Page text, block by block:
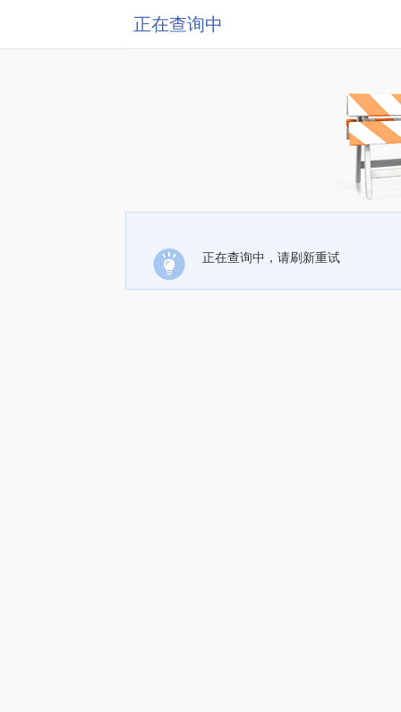
正在查询中
正在查询中，请刷新重试